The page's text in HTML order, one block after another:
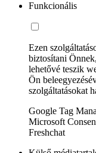
Funkcionális
Ezen
biztosítani
lehetővé teszik
Ön
szolgáltatásokat
Google Tag
Microsoft
Freshchat